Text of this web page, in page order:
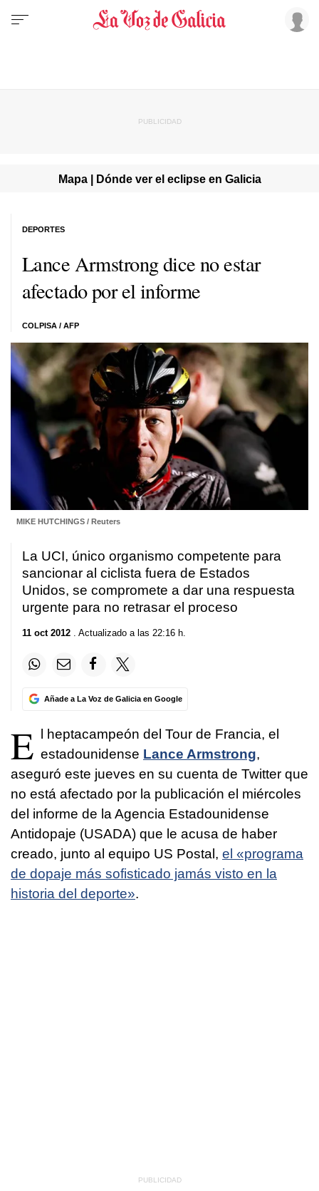
Mapa | Dónde ver el eclipse en Galicia
Lance Armstrong dice no estar
afectado por el informe
COLPISA / AFP
DEPORTES
MIKE HUTCHINGS / Reuters
La UCI, único organismo competente para
sancionar al ciclista fuera de Estados
Unidos, se compromete a dar una respuesta
urgente para no retrasar el proceso
11 oct 2012 . Actualizado a las 22:16 h.
Añade a La Voz de Galicia en Google
E l heptacampeón del Tour de Francia, el
estadounidense Lance Armstrong,
aseguró este jueves en su cuenta de Twitter que
no está afectado por la publicación el miércoles
del informe de la Agencia Estadounidense
Antidopaje (USADA) que le acusa de haber
creado, junto al equipo US Postal, el «programa
de dopaje más sofisticado jamás visto en la
historia del deporte».